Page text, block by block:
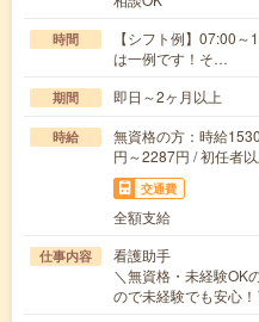
時間
【シフト例】07:00
は一例です！そ…
期間 即日～2ヶ月以上
時給
無資格の方：時給
円～2287円 / 初任者
交通費
全額支給
仕事内容
看護助手
＼無資格・未経験OK
ので未経験でも安心